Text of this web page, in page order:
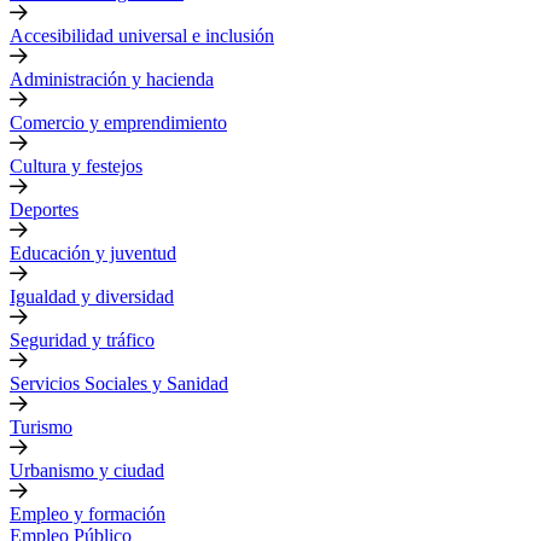
Accesibilidad universal e inclusión
Administración y hacienda
Comercio y emprendimiento
Cultura y festejos
Deportes
Educación y juventud
Igualdad y diversidad
Seguridad y tráfico
Servicios Sociales y Sanidad
Turismo
Urbanismo y ciudad
Empleo y formación
Empleo Público